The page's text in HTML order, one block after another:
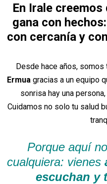
En Irale
gana con
con cercanía y
Desde hace años, somos
Ermua gracias a un equipo
sonrisa hay una
Cuidamos no solo tu salud
Porque aquí
cualquiera: vienes
escuchan y